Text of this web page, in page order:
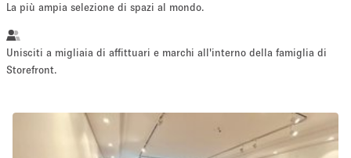
artistico
La più ampia selezione di spazi al mondo.
Unisciti a migliaia di affittuari e marchi all'interno della famiglia di
Storefront.